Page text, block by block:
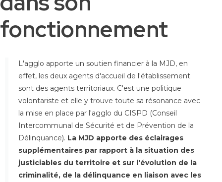
fonctionnement
L'agglo apporte un soutien financier à la MJD, en
effet, les deux agents d'accueil de l'établissement
sont des agents territoriaux. C'est une politique
volontariste et elle y trouve toute sa résonance avec
la mise en place par l'agglo du CISPD (Conseil
Intercommunal de Sécurité et de Prévention de la
Délinquance). La MJD apporte des éclairages
supplémentaires par rapport à la situation des
justiciables du territoire et sur l'évolution de la
criminalité, de la délinquance en liaison avec les